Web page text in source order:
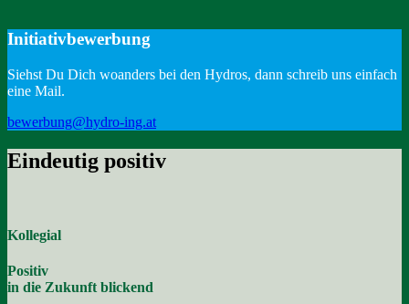
Initiativbewerbung
Siehst Du Dich woanders bei den Hydros, dann schreib uns einfach
eine Mail.
bewerbung@hydro-ing.at
Eindeutig positiv
Kollegial
Positiv
in die Zukunft blickend